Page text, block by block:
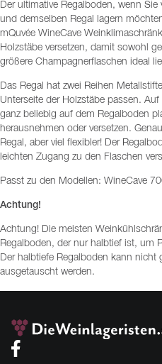
Der ultimative Regalboden, wenn
und demselben Regal lagern
mQuvée WineCave
Holzstäbe versetzen, damit sowohl
größere Champagnerflaschen ideal
Das Regal hat zwei Reihen
Unterseite der Holzstäbe passen.
ganz beliebig auf dem Regalboden
herausnehmen oder versetzen.
Regal, aber viel flexibler! Der
leichten Zugang zu den Flaschen
Passt zu den Modellen: WineCave
Achtung!
Achtung! Die meisten
Regalboden, der nur halbtief ist, um
Der halbtiefe Regalboden kann nicht
ausgetauscht werden.